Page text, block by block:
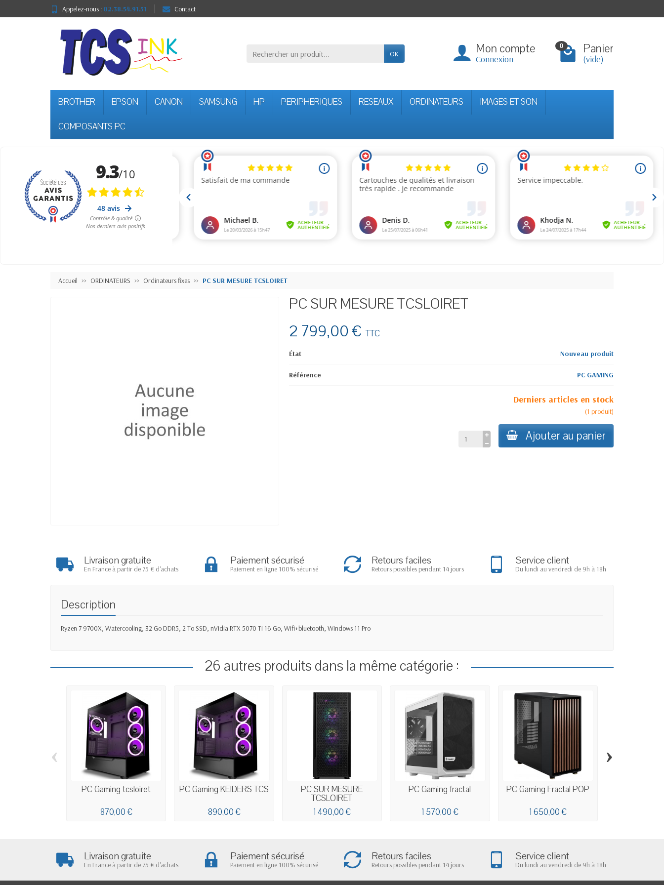
Appelez-nous : 02.38.54.91.51 Contact
OK Mon compte
Connexion
0 Panier
(vide)
BROTHER EPSON CANON SAMSUNG HP PERIPHERIQUES RESEAUX ORDINATEURS IMAGES ET SON
COMPOSANTS PC
Accueil ORDINATEURS Ordinateurs fixes PC SUR MESURE TCSLOIRET
PC SUR MESURE TCSLOIRET
2 799,00 €TTC
État Nouveau produit
Référence PC GAMING
Derniers articles en stock
(1 produit)
Ajouter au panier
Livraison gratuite
En France à partir de 75 € d'achats
Paiement sécurisé
Paiement en ligne 100% sécurisé
Retours faciles
Retours possibles pendant 14 jours
Service client
Du lundi au vendredi de 9h à 18h
Description
Ryzen 7 9700X, Watercooling, 32 Go DDR5, 2 To SSD, nVidia RTX 5070 Ti 16 Go, Wifi+bluetooth, Windows 11 Pro
26 autres produits dans la même catégorie :
PC Gaming tcsloiret
870,00 €
PC Gaming KEIDERS TCS
890,00 €
PC SUR MESURE
TCSLOIRET
1 490,00 €
PC Gaming fractal
1 570,00 €
PC Gaming Fractal POP
1 650,00 €
‹ ›
Livraison gratuite
En France à partir de 75 € d'achats
Paiement sécurisé
Paiement en ligne 100% sécurisé
Retours faciles
Retours possibles pendant 14 jours
Service client
Du lundi au vendredi de 9h à 18h